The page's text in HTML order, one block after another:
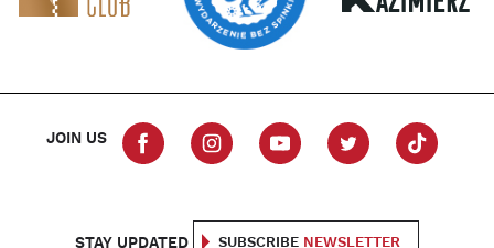
JOIN US
SUBSCRIBE NEWSLETTER